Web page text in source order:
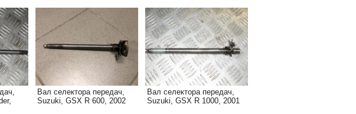
Вал селектора передач,
Suzuki, GSX R 600, 2002
Вал селектора передач,
Suzuki, GSX R 1000, 2001